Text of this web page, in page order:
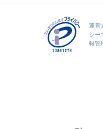
運営
シー
報管